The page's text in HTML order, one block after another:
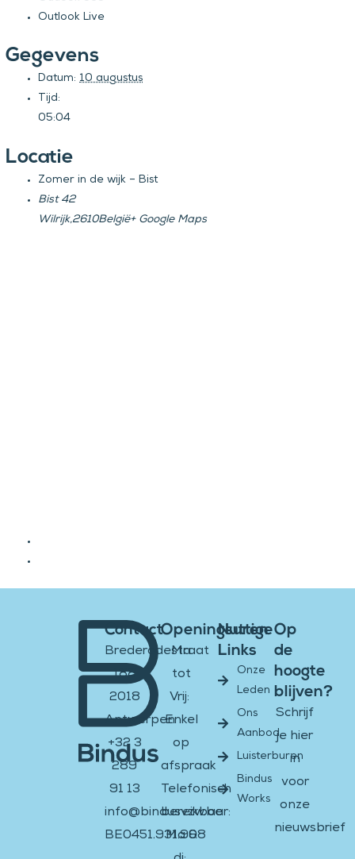
Outlook Live
Gegevens
Datum: 10 augustus
Tijd:
05:04
Locatie
Zomer in de wijk – Bist
Bist 42
Wilrijk,2610België+ Google Maps
Contact
Brederodestraat
188
2018
Antwerpen
+32 3
289
91 13
info@bindusvzw.be
BE0451.931.908
Openingsuren
Ma
tot
Vrij:
Enkel
op
afspraak
Telefonisch
bereikbaar:
Ma &
Nuttige
Links
Onze
Leden
Ons
Aanbod
Luisterburen
Bindus
Works
Op
de
hoogte
blijven?
Schrijf
je hier
in
voor
onze
nieuwsbrief